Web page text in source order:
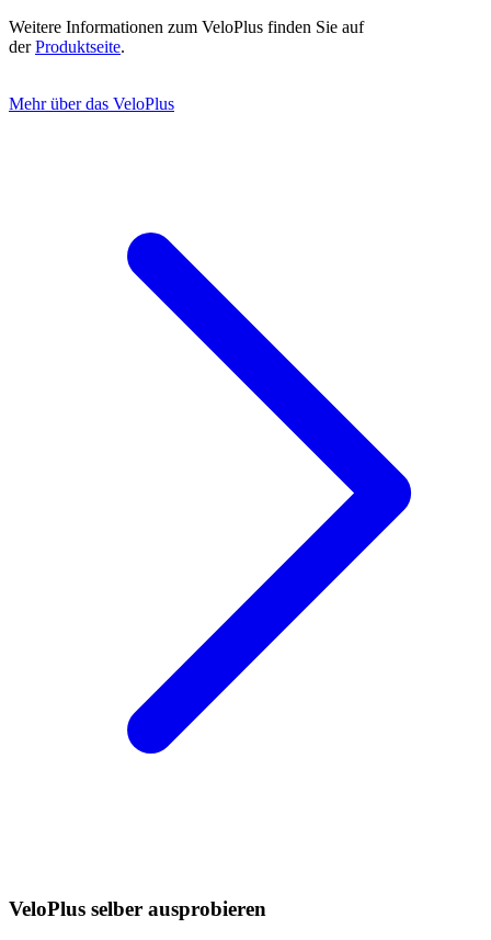
Weitere Informationen zum VeloPlus finden Sie auf
derProduktseite.
Mehr über das VeloPlus
VeloPlus selber ausprobieren